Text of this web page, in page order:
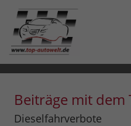
Beiträge mit dem
Dieselfahrverbote